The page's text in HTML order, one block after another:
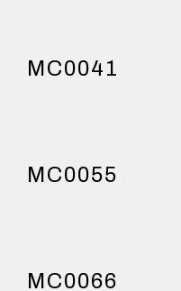
MC0041
MC0055
MC0066